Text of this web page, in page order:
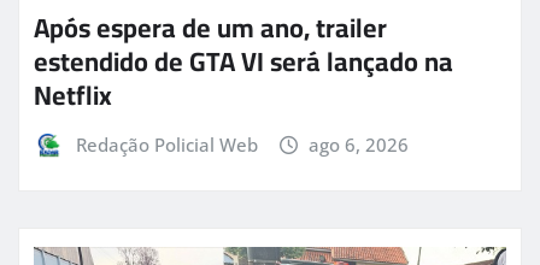
Após espera de um ano, trailer
estendido de GTA VI será lançado na
Netflix
Redação Policial Web ago 6, 2026